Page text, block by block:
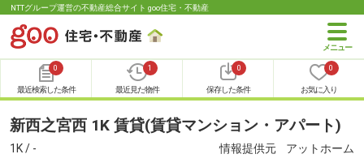
NTTグループ運営の不動産総合サイト goo住宅・不動産
0
最近検索した条件
1
最近見た物件
0
保存した条件
0
お気に入り
新西之宮西 1K 賃貸(賃貸マンション・アパート)
1K / - 情報提供元 アットホーム